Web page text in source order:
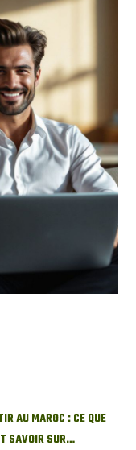
AU MAROC : CE QUE
SAVOIR SUR